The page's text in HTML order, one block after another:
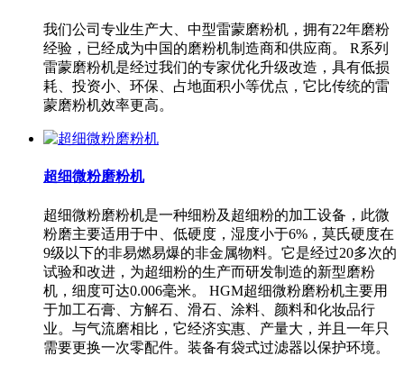
我们公司专业生产大、中型雷蒙磨粉机，拥有22年磨粉
经验，已经成为中国的磨粉机制造商和供应商。 R系列
雷蒙磨粉机是经过我们的专家优化升级改造，具有低损
耗、投资小、环保、占地面积小等优点，它比传统的雷
蒙磨粉机效率更高。
超细微粉磨粉机
超细微粉磨粉机是一种细粉及超细粉的加工设备，此微
粉磨主要适用于中、低硬度，湿度小于6%，莫氏硬度在
9级以下的非易燃易爆的非金属物料。它是经过20多次的
试验和改进，为超细粉的生产而研发制造的新型磨粉
机，细度可达0.006毫米。 HGM超细微粉磨粉机主要用
于加工石膏、方解石、滑石、涂料、颜料和化妆品行
业。与气流磨相比，它经济实惠、产量大，并且一年只
需要更换一次零配件。装备有袋式过滤器以保护环境。